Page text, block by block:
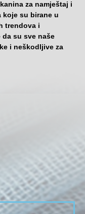
za namještaj i
koje su birane u
trendova i
su sve naše
i neškodljive za